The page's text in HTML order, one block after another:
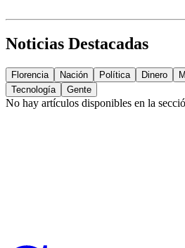
Noticias Destacadas
Florencia Nación Política Dinero
Tecnología
Gente
No hay artículos disponibles en la